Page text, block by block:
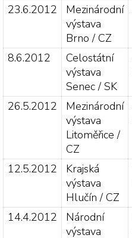
23.6.2012
Mezinárodní
výstava
Brno / CZ
8.6.2012
Celostátní
výstava
Senec / SK
26.5.2012
Mezinárodní
výstava
Litoměřice /
CZ
12.5.2012
Krajská
výstava
Hlučín / CZ
14.4.2012
Národní
výstava